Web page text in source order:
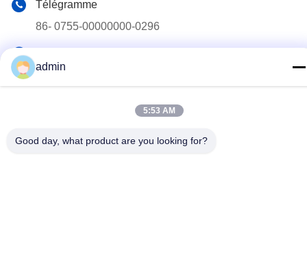
Télégramme
86- 0755-00000000-0296
test@maoyt.com
No. 228, route de Zhanxi, ville de Jiangyin, ville de Wuxi,
admin
5:53 AM
Good day, what product are you looking for?